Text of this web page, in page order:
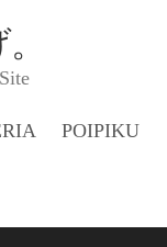
POIPIKU